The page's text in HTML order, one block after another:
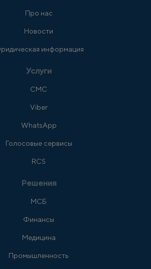
Про нас
Новости
информация
Услуги
СМС
Viber
WhatsApp
Голосовые сервисы
RCS
Решения
МСБ
Финансы
Медицина
Промышленность